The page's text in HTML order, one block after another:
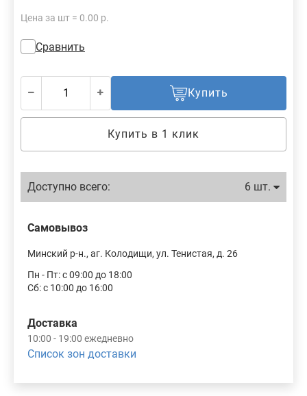
Цена за шт = 0.00 р.
Сравнить
Купить
Купить в 1 клик
Доступно всего: 6 шт.
Самовывоз
Минский р-н., аг. Колодищи, ул. Тенистая, д. 26
Пн - Пт: с 09:00 до 18:00
Сб: с 10:00 до 16:00
Доставка
10:00 - 19:00 ежедневно
Список зон доставки